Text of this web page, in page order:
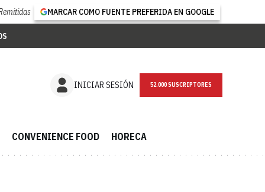
MARCAR COMO FUENTE PREFERIDA EN GOOGLE
INICIAR SESIÓN NEWSLETTER
CONVENIENCE FOOD HORECA